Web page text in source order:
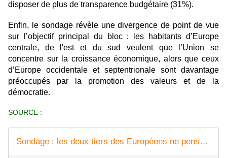
disposer de plus de transparence budgétaire (31%).
Enfin, le sondage révèle une divergence de point de vue
sur l’objectif principal du bloc : les habitants d’Europe
centrale, de l'est et du sud veulent que l’Union se
concentre sur la croissance économique, alors que ceux
d’Europe occidentale et septentrionale sont davantage
préoccupés par la promotion des valeurs et de la
démocratie.
SOURCE :
Sondage : les deux tiers des Européens ne pensent pas que leur vie serait pire sans l'UE